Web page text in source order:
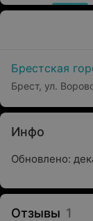
Брестская
Брест, ул.
Инфо
Обновлено:
Отзывы 1